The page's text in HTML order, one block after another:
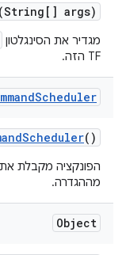
(String[] args)
מגדיר את הסינגלטון
TF הזה.
Scheduler
Scheduler()
הפונקציה מקבלת את
מההגדרה.
Object